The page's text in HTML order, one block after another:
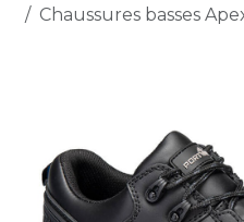
Chaussures basses